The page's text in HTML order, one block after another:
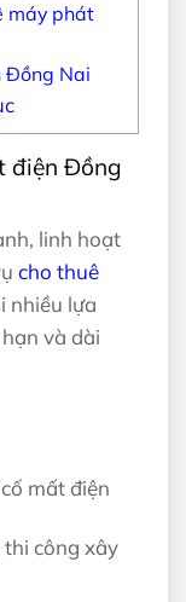
máy phát
Đồng Nai
điện Đồng
linh hoạt
cho thuê
nhiều lựa
và dài
mất điện
công xây